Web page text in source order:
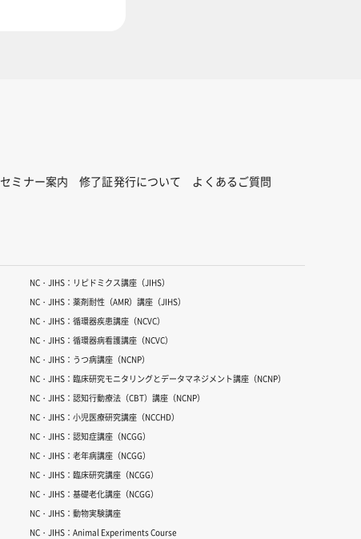
セミナー案内 修了証発行について
よくあるご質問
NC・JIHS：リピドミクス講座（JIHS）
NC・JIHS：薬剤耐性（AMR）講座（JIHS）
NC・JIHS：循環器疾患講座（NCVC）
NC・JIHS：循環器病看護講座（NCVC）
NC・JIHS：うつ病講座（NCNP）
NC・JIHS：臨床研究モニタリングとデータマネジメント講座（NCNP）
NC・JIHS：認知行動療法（CBT）講座（NCNP）
NC・JIHS：小児医療研究講座（NCCHD）
NC・JIHS：認知症講座（NCGG）
NC・JIHS：老年病講座（NCGG）
NC・JIHS：臨床研究講座（NCGG）
NC・JIHS：基礎老化講座（NCGG）
NC・JIHS：動物実験講座
NC・JIHS：Animal Experiments Course